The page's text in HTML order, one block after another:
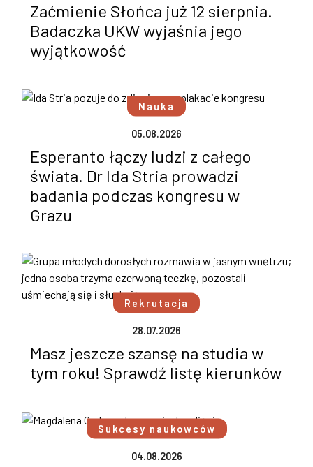
Zaćmienie Słońca już 12 sierpnia.
Badaczka UKW wyjaśnia jego
wyjątkowość
Nauka
05.08.2026
Esperanto łączy ludzi z całego
świata. Dr Ida Stria prowadzi
badania podczas kongresu w
Grazu
Rekrutacja
28.07.2026
Masz jeszcze szansę na studia w
tym roku! Sprawdź listę kierunków
Sukcesy naukowców
04.08.2026